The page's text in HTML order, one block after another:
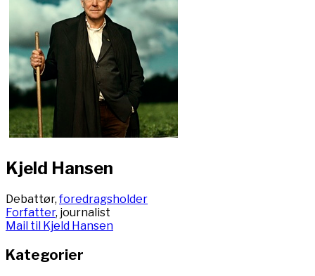
Kjeld Hansen
Debattør,foredragsholder
Forfatter, journalist
Mail til Kjeld Hansen
Kategorier